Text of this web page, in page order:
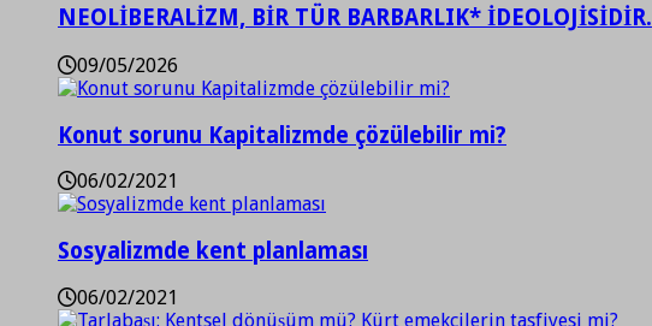
NEOLİBERALİZM, BİR TÜR BARBARLIK* İDEOLOJİSİDİR.
09/05/2026
Konut sorunu Kapitalizmde çözülebilir mi?
06/02/2021
Sosyalizmde kent planlaması
06/02/2021